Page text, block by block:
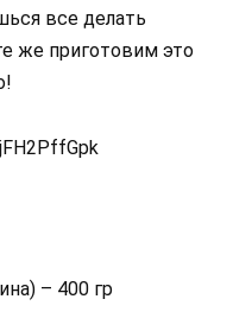
все делать
же приготовим это
– 400 гр